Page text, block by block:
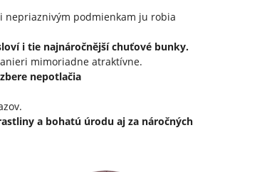
nepriaznivým podmienkam ju robia
i tie najnáročnější chuťové bunky.
mimoriadne atraktívne.
nepotlačia
a bohatú úrodu aj za náročných